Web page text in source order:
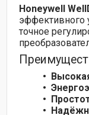
Honeywell
эффективного
точное